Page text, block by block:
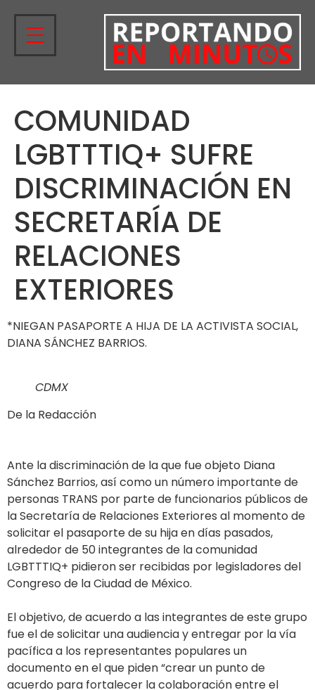
COMUNIDAD
LGBTTTIQ+ SUFRE
DISCRIMINACIÓN EN
SECRETARÍA DE
RELACIONES
EXTERIORES
*NIEGAN PASAPORTE A HIJA DE LA ACTIVISTA SOCIAL,
DIANA SÁNCHEZ BARRIOS.
CDMX
De la Redacción
Ante la discriminación de la que fue objeto Diana
Sánchez Barrios, así como un número importante de
personas TRANS por parte de funcionarios públicos de
la Secretaría de Relaciones Exteriores al momento de
solicitar el pasaporte de su hija en días pasados,
alrededor de 50 integrantes de la comunidad
LGBTTTIQ+ pidieron ser recibidas por legisladores del
Congreso de la Ciudad de México.
El objetivo, de acuerdo a las integrantes de este grupo
fue el de solicitar una audiencia y entregar por la vía
pacífica a los representantes populares un
documento en el que piden “crear un punto de
acuerdo para fortalecer la colaboración entre el